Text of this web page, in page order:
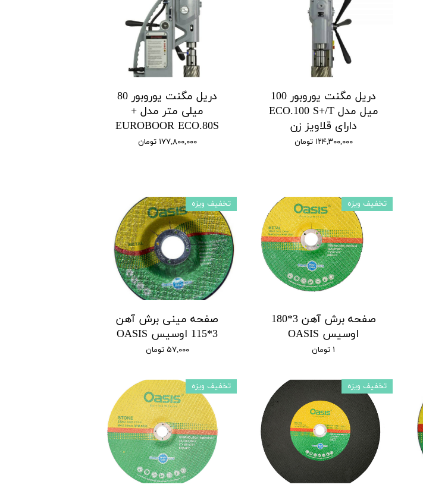
دریل مگنت یوروبور 100
میل مدل ECO.100 S+/T
دارای قلاویز زن
۱۲۴,۳۰۰,۰۰۰ تومان
دریل مگنت یوروبور 80
میلی متر مدل +
EUROBOOR ECO.80S
۱۷۷,۸۰۰,۰۰۰ تومان
صفحه برش آهن 3*180
اوسیس OASIS
۱ تومان
تخفیف ویزه
صفحه مینی برش آهن
3*115 اوسیس OASIS
۵۷,۰۰۰ تومان
تخفیف ویزه
تخفیف ویزه تخفیف ویزه